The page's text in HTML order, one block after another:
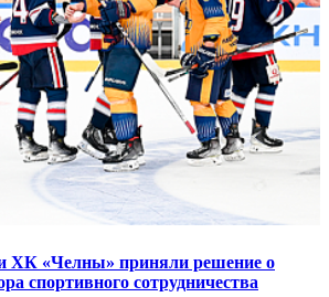
ХК «Челны» приняли решение о
спортивного сотрудничества